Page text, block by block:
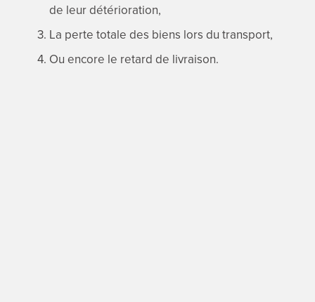
de leur détérioration,
La perte totale des biens lors du transport,
Ou encore le retard de livraison.